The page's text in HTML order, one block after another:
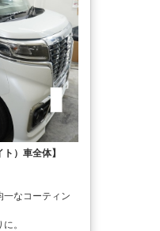
）車全体】
一なコーティン
。